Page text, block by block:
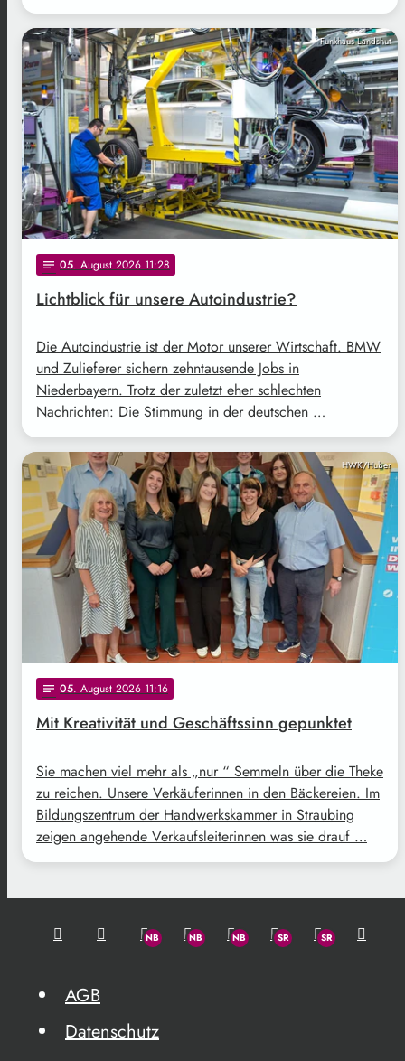
Funkhaus Landshut
notes 05. August 2026 11:28
Lichtblick für unsere Autoindustrie?
Die Autoindustrie ist der Motor unserer Wirtschaft. BMW
und Zulieferer sichern zehntausende Jobs in
Niederbayern. Trotz der zuletzt eher schlechten
Nachrichten: Die Stimmung in der deutschen …
HWK/Huber
notes 05. August 2026 11:16
Mit Kreativität und Geschäftssinn gepunktet
Sie machen viel mehr als „nur “ Semmeln über die Theke
zu reichen. Unsere Verkäuferinnen in den Bäckereien. Im
Bildungszentrum der Handwerkskammer in Straubing
zeigen angehende Verkaufsleiterinnen was sie drauf …
AGB
Datenschutz